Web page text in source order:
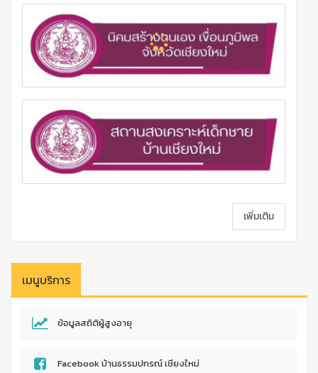
เพิ่มเติม
เมนูบริการ
ข้อมูลสถิติผู้สูงอายุ
Facebook บ้านธรรมปกรณ์ เชียงใหม่